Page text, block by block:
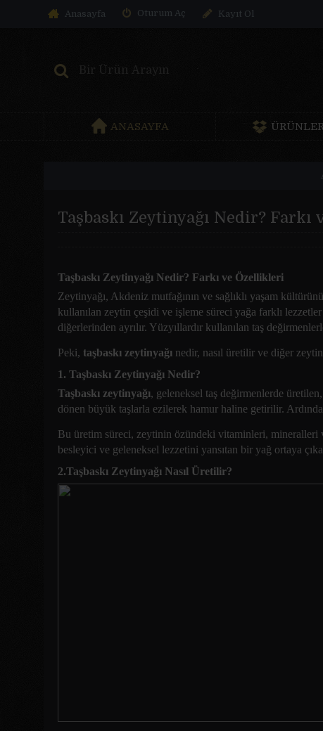
Anasayfa Oturum Aç Kayıt Ol
ANASAYFA
Taşbaskı Zeytinyağı Nedir?
Taşbaskı Zeytinyağı Nedir? Farkı ve Özellikleri
Zeytinyağı, Akdeniz mutfağının ve sağlıklı yaşam
kullanılan zeytin çeşidi ve işleme süreci yağa farklı
diğerlerinden ayrılır. Yüzyıllardır kullanılan taş
Peki, taşbaskı zeytinyağı nedir, nasıl üretilir ve diğer
1. Taşbaskı Zeytinyağı Nedir?
Taşbaskı zeytinyağı, geleneksel taş değirmenlerde
dönen büyük taşlarla ezilerek hamur haline getirilir.
Bu üretim süreci, zeytinin özündeki vitaminleri, mineralleri
besleyici ve geleneksel lezzetini yansıtan bir yağ ortaya
2.Taşbaskı Zeytinyağı Nasıl Üretilir?